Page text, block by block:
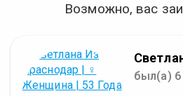
Возможно, вас
был(а) 6